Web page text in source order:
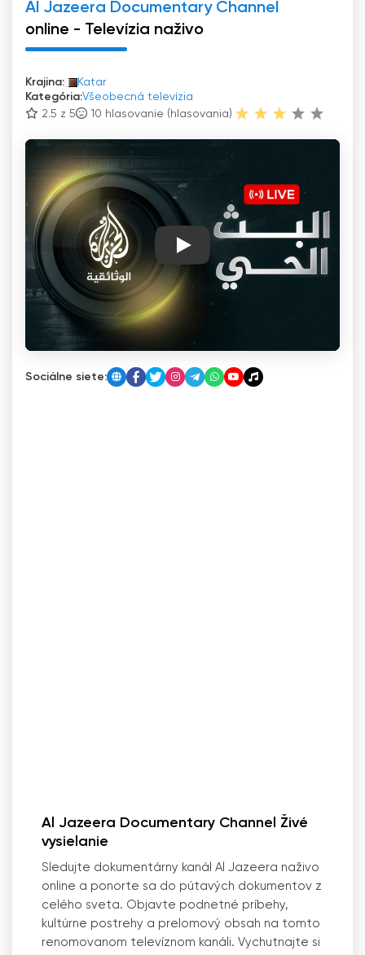
Al Jazeera Documentary Channel
online - Televízia naživo
Krajina:
Katar
Kategória:Všeobecná televízia
2.5 z 5
10 hlasovanie (hlasovania)
Sociálne siete:
Al Jazeera Documentary Channel Živé
vysielanie
Sledujte dokumentárny kanál Al Jazeera naživo
online a ponorte sa do pútavých dokumentov z
celého sveta. Objavte podnetné príbehy,
kultúrne postrehy a prelomový obsah na tomto
renomovanom televíznom kanáli. Vychutnajte si